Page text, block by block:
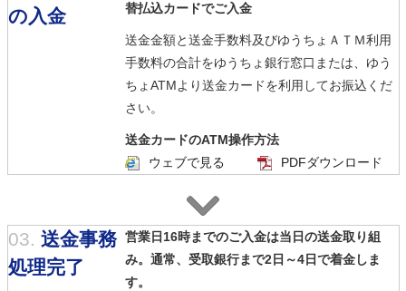
の入金
替払込カードでご入金
送金金額と送金手数料及びゆうちょＡＴＭ利用
手数料の合計をゆうちょ銀行窓口または、ゆう
ちょATMより送金カードを利用してお振込くだ
さい。
送金カードのATM操作方法
ウェブで見る
PDFダウンロード
03. 送金事務
処理完了
営業日16時までのご入金は当日の送金取り組
み。通常、受取銀行まで2日～4日で着金しま
す。